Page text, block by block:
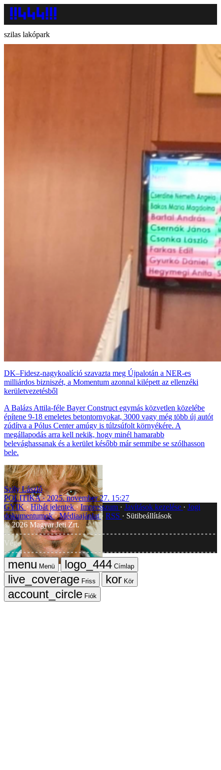
szilas lakópark
DK–Fidesz-nagykoalíció szavazta meg Újpalotán a NER-es
milliárdos bizniszét, a Momentum azonnal kilépett az ellenzéki
kerületvezetésből
A Balázs Attila-féle Bayer Construct egymás közvetlen közelébe
építene 9-18 emeletes betontornyokat, 3000 vagy még több új autót
zúdítva a Pólus Center amúgy is túlzsúfolt környékére. A
megállapodás arra kell nekik, hogy minél hamarabb
belevághassanak és a kerület később már semmibe se szólhasson
bele.
Szily László
POLITIKA
2025. november 27. 15:27
GYIK Hibát jelentek Impresszum Javítások kezelése
Jogi
dokumentumok Médiaajánlat RSS
Sütibeállítások
©2026Magyar Jeti Zrt.
Vége
Menü
Címlap
Friss
Kör
Fiók